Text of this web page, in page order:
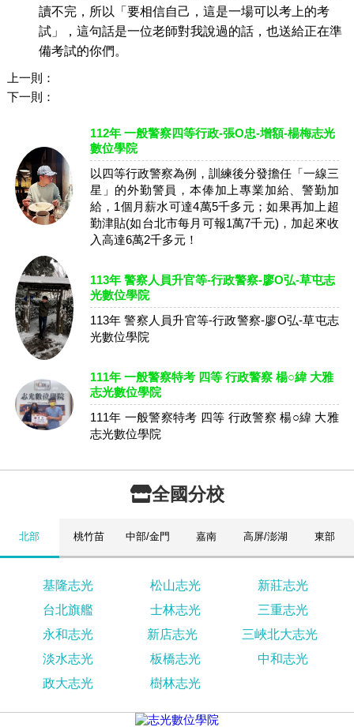
讀不完，所以「要相信自己，這是一場可以考上的考
試」，這句話是一位老師對我說過的話，也送給正在準
備考試的你們。
上一則：
下一則：
112年 一般警察四等行政-張O忠-增額-楊梅志光
數位學院
以四等行政警察為例，訓練後分發擔任「一線三
星」的外勤警員，本俸加上專業加給、警勤加
給，1個月薪水可達4萬5千多元；如果再加上超
勤津貼(如台北市每月可報1萬7千元)，加起來收
入高達6萬2千多元！
113年 警察人員升官等-行政警察-廖O弘-草屯志
光數位學院
113年 警察人員升官等-行政警察-廖O弘-草屯志
光數位學院
111年 一般警察特考 四等 行政警察 楊○緯 大雅
志光數位學院
111年 一般警察特考 四等 行政警察 楊○緯 大雅
志光數位學院
全國分校
北部 桃竹苗 中部/金門 嘉南 高屏/澎湖 東部
基隆志光 松山志光
新莊志光
台北旗艦
士林志光
三重志光
永和志光
新店志光
三峽北大志光
淡水志光
板橋志光
中和志光
政大志光
樹林志光